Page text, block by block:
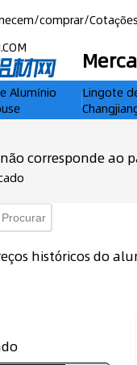
/comprar/
Alumínio
Lingote
Procurar
corresponde ao
históricos do